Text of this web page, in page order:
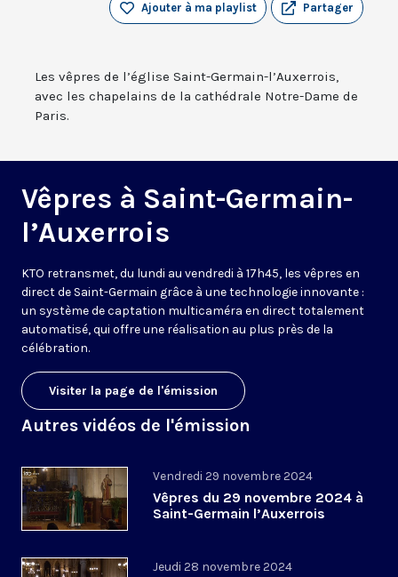
Partager
Ajouter à ma playlist
Les vêpres de l’église Saint-Germain-l’Auxerrois,
avec les chapelains de la cathédrale Notre-Dame de
Paris.
Vêpres à Saint-Germain-
l’Auxerrois
KTO retransmet, du lundi au vendredi à 17h45, les vêpres en
direct de Saint-Germain grâce à une technologie innovante :
un système de captation multicaméra en direct totalement
automatisé, qui offre une réalisation au plus près de la
célébration.
Visiter la page de l'émission
Autres vidéos de l'émission
Vendredi 29 novembre 2024
Vêpres du 29 novembre 2024 à
Saint-Germain l’Auxerrois
Jeudi 28 novembre 2024